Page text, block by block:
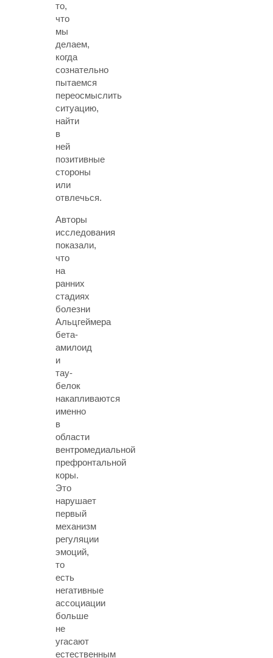
то,
что
мы
делаем,
когда
сознательно
пытаемся
переосмыслить
ситуацию,
найти
в
ней
позитивные
стороны
или
отвлечься.
Авторы
исследования
показали,
что
на
ранних
стадиях
болезни
Альцгеймера
бета-
амилоид
и
тау-
белок
накапливаются
именно
в
области
вентромедиальной
префронтальной
коры.
Это
нарушает
первый
механизм
регуляции
эмоций,
то
есть
негативные
ассоциации
больше
не
угасают
естественным